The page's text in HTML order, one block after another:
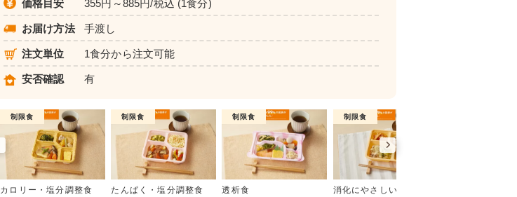
カロリー・塩分調整食 たんぱく・塩分調整食
価格目安 355円～885円/税込 (1食分)
お届け方法 手渡し
注文単位 1食分から注文可能
安否確認 有
制限食
カロリー・塩分調整食
制限食
たんぱく・塩分調整食
制限食
透析食
制限食
消化にやさしい食